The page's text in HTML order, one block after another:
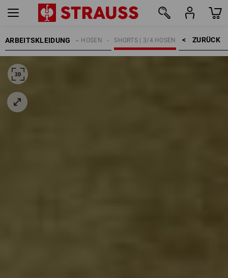
ARBEITSKLEIDUNG ZURÜCK    >
SHORTS | 3/4 HOSEN
ARBEITSHOSEN
HERREN